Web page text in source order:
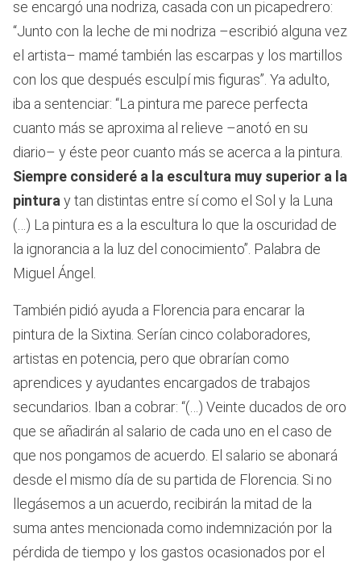
se encargó una nodriza, casada con un picapedrero:
“Junto con la leche de mi nodriza –escribió alguna vez
el artista– mamé también las escarpas y los martillos
con los que después esculpí mis figuras”. Ya adulto,
iba a sentenciar: “La pintura me parece perfecta
cuanto más se aproxima al relieve –anotó en su
diario– y éste peor cuanto más se acerca a la pintura.
Siempre consideré a la escultura muy superior a la
pintura y tan distintas entre sí como el Sol y la Luna
(…) La pintura es a la escultura lo que la oscuridad de
la ignorancia a la luz del conocimiento”. Palabra de
Miguel Ángel.
También pidió ayuda a Florencia para encarar la
pintura de la Sixtina. Serían cinco colaboradores,
artistas en potencia, pero que obrarían como
aprendices y ayudantes encargados de trabajos
secundarios. Iban a cobrar: “(…) Veinte ducados de oro
que se añadirán al salario de cada uno en el caso de
que nos pongamos de acuerdo. El salario se abonará
desde el mismo día de su partida de Florencia. Si no
llegásemos a un acuerdo, recibirán la mitad de la
suma antes mencionada como indemnización por la
pérdida de tiempo y los gastos ocasionados por el